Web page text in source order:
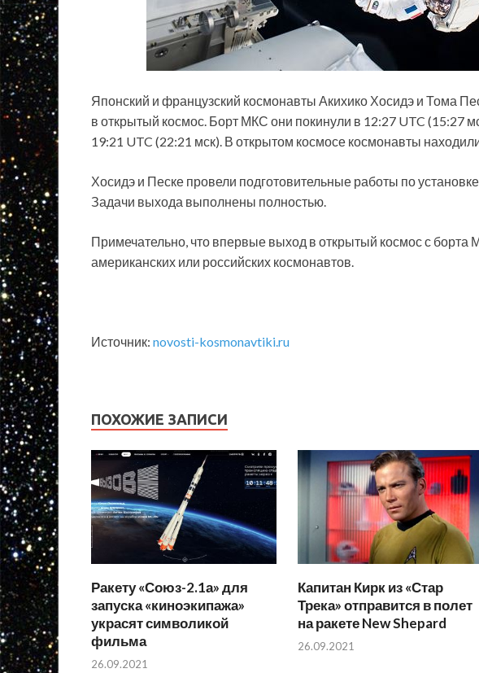
Японский и французский космонавты Акихико Хосидэ и Тома
в открытый космос. Борт МКС они покинули в 12:27 UTC (15:27
19:21 UTC (22:21 мск). В открытом космосе космонавты
Хосидэ и Песке провели подготовительные работы по
Задачи выхода выполнены полностью.
Примечательно, что впервые выход в открытый космос с борта
американских или российских космонавтов.
Источник: novosti-kosmonavtiki.ru
ПОХОЖИЕ ЗАПИСИ
Ракету «Союз-2.1а» для
запуска «киноэкипажа»
украсят символикой
фильма
26.09.2021
Капитан Кирк из «Стар
Трека» отправится в полет
на ракете New Shepard
26.09.2021